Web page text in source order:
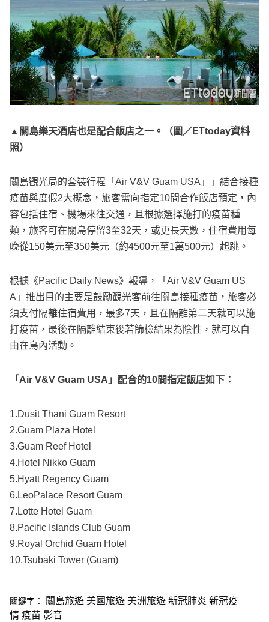
▲關島樂天酒店也是配合飯店之一。（圖／ETtoday資料
照）
關島觀光局的套裝行程「Air V&V Guam USA」」結合接種
疫苗與度假2大概念，旅客需向指定10間合作飯店預定，內
容包括住宿、機場來往交通，且根據選擇施打的疫苗種
類，旅客可在關島停留3至32天，或更長天數，住宿費用每
晚從150美元至350美元（約4500元至1萬500元）起跳。
根據《Pacific Daily News》報導，「Air V&V Guam US
A」推出目的主要是鼓勵觀光客前往關島接種疫苗，旅客必
須支付隔離住宿費用，最多7天，且在隔離第二天就可以施
打疫苗，最後在隔離結束後若篩檢結果為陰性，就可以自
由在島內活動。
「Air V&V Guam USA」配合的10間指定飯店如下：
1.Dusit Thani Guam Resort
2.Guam Plaza Hotel
3.Guam Reef Hotel
4.Hotel Nikko Guam
5.Hyatt Regency Guam
6.LeoPalace Resort Guam
7.Lotte Hotel Guam
8.Pacific Islands Club Guam
9.Royal Orchid Guam Hotel
10.Tsubaki Tower (Guam)
關鍵字： 關島旅遊 美國旅遊 美洲旅遊 新冠肺炎 新冠疫
情 疫苗 影音